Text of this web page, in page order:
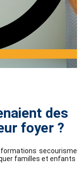
des
foyer ?
secourisme
familles et enfants